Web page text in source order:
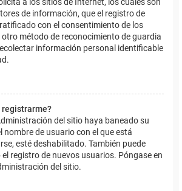
de información, que el registro de
con el consentimiento de los
método de reconocimiento de guardia
información personal identificable
registrarme?
del sitio haya baneado su
nombre de usuario con el que está
esté deshabilitado. También puede
registro de nuevos usuarios. Póngase en
del sitio.